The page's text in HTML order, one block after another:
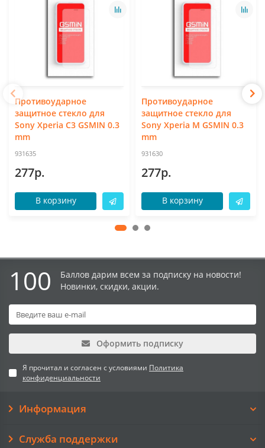
Противоударное
защитное стекло для
Sony Xperia C3 GSMIN 0.3
mm
931635
277р.
В корзину
Противоударное
защитное стекло для
Sony Xperia M GSMIN 0.3
mm
931630
277р.
В корзину
100
Баллов дарим всем за подписку на новости!
Новинки, скидки, акции.
Оформить подписку
Я прочитал и согласен с условиями Политика
конфиденциальности
Информация
Служба поддержки